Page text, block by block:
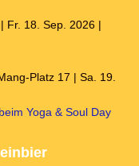
Fr. 18. Sep. 2026 |
Platz 17 | Sa. 19.
Yoga & Soul Day